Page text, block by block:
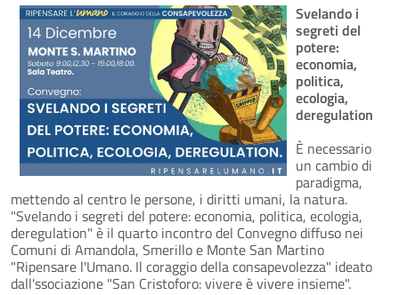
Svelando i
segreti del
potere:
economia,
politica,
ecologia,
deregulation
È necessario
un cambio di
paradigma,
mettendo al centro le persone, i diritti umani, la natura.
"Svelando i segreti del potere: economia, politica, ecologia,
deregulation" è il quarto incontro del Convegno diffuso nei
Comuni di Amandola, Smerillo e Monte San Martino
"Ripensare l'Umano. Il coraggio della consapevolezza" ideato
dall'ssociazione "San Cristoforo: vivere è vivere insieme".